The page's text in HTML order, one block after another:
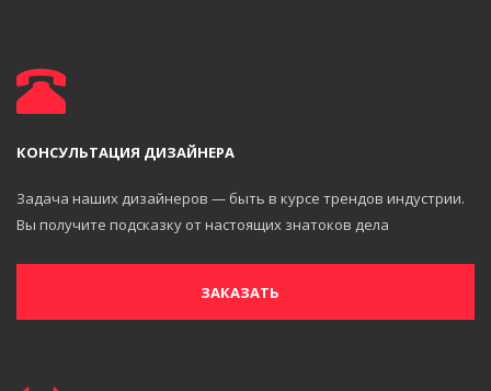
КОНСУЛЬТАЦИЯ ДИЗАЙНЕРА
Задача наших дизайнеров — быть в курсе трендов индустрии.
Вы получите подсказку от настоящих знатоков дела
ЗАКАЗАТЬ